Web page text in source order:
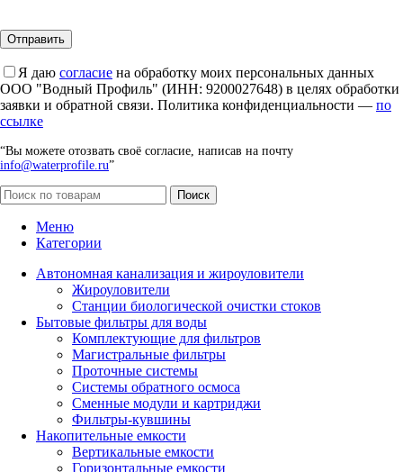
Я даю согласие на обработку моих персональных данных
ООО "Водный Профиль" (ИНН: 9200027648) в целях обработки
заявки и обратной связи. Политика конфиденциальности — по
ссылке
“Вы можете отозвать своё согласие, написав на почту
info@waterprofile.ru”
Поиск
Меню
Категории
Автономная канализация и жироуловители
Жироуловители
Станции биологической очистки стоков
Бытовые фильтры для воды
Комплектующие для фильтров
Магистральные фильтры
Проточные системы
Системы обратного осмоса
Сменные модули и картриджи
Фильтры-кувшины
Накопительные емкости
Вертикальные емкости
Горизонтальные емкости